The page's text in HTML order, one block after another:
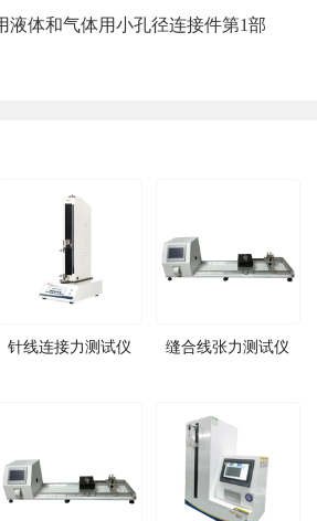
液体和气体用小孔径连接件第1部
针线连接力测试仪 缝合线张力测试仪